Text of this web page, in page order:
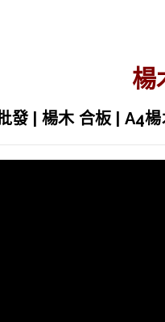
板材
查
楊
發 | 楊木 合板 | A4